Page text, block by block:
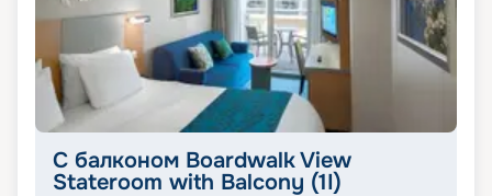
С балконом Boardwalk View
Stateroom with Balcony (1I)